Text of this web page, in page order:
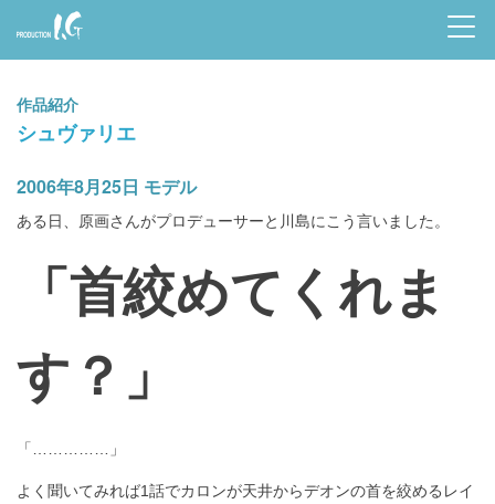
Prod
uctio
n I.G
作品紹介
シュヴァリエ
2006年8月25日 モデル
ある日、原画さんがプロデューサーと川島にこう言いました。
「首絞めてくれま
す？」
「……………」
よく聞いてみれば1話でカロンが天井からデオンの首を絞めるレイ